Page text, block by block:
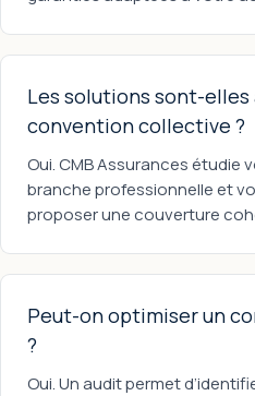
Les solutions sont-elles
convention collective ?
Oui. CMB Assurances étudie
branche professionnelle et
proposer une couverture
Peut-on optimiser un
?
Oui. Un audit permet